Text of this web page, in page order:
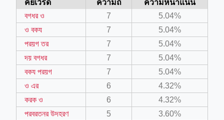
คีย์เวิร์ิด ความถี่
ความหนาแน่น
বগধর ও
7
5.04%
ও বকয
7
5.04%
পরয়গ তর
7
5.04%
দয় বগধর
7
5.04%
বকয পরয়গ
7
5.04%
ও এর
6
4.32%
করক ও
6
4.32%
পরবরতনর উদহরণ
5
3.60%